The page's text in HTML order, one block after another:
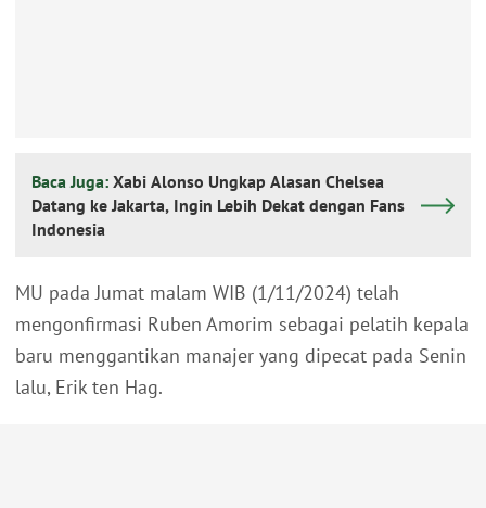
Baca Juga: Xabi Alonso Ungkap Alasan Chelsea
Datang ke Jakarta, Ingin Lebih Dekat dengan Fans
Indonesia
MU pada Jumat malam WIB (1/11/2024) telah
mengonfirmasi Ruben Amorim sebagai pelatih kepala
baru menggantikan manajer yang dipecat pada Senin
lalu, Erik ten Hag.